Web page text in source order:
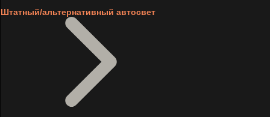
Штатный/альтернативный автосвет